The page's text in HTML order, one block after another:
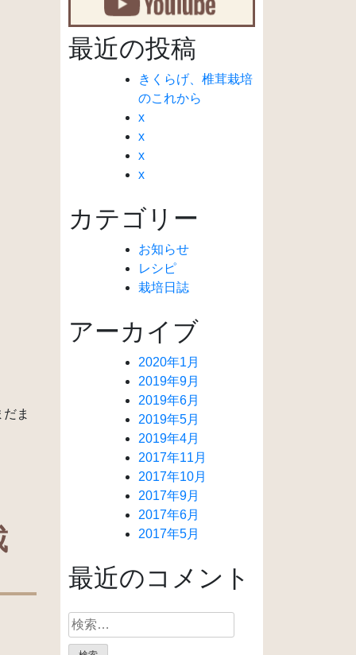
ま
最近の投稿
きくらげ、椎茸栽培
のこれから
x
x
x
x
カテゴリー
お知らせ
レシピ
栽培日誌
アーカイブ
2020年1月
2019年9月
2019年6月
2019年5月
2019年4月
2017年11月
2017年10月
2017年9月
2017年6月
2017年5月
最近のコメント
検
索: